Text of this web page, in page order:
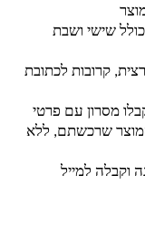
- לא כולל שישי ושבת
קרובות לכתובת
מסרון עם פרטי
שרכשתם, ללא
וקבלה למייל